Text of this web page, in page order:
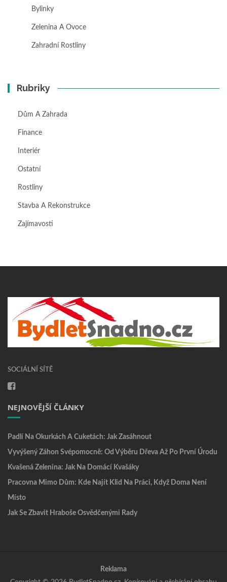
Bylinky
Zelenina A Ovoce
Zahradní Rostliny
Rubriky
Dům A Zahrada
Finance
Interiér
Ostatní
Rostliny
Stavba A Rekonstrukce
Zajímavosti
SOCIÁLNÍ SÍTĚ
NEJNOVĚJŠÍ ČLÁNKY
Padlí Na Okurkách A Cuketách: Jak Zasáhnout
Vyvýšený Záhon Svépomocně: Od Výběru Dřeva Až Po První Úrodu
Kvašená Zelenina: Jak Na Domácí Kvašáky
Pracovna Mimo Dům: Kde Najít Klid Na Práci, Když Doma Není
Místo
Jak Se Zbavit Hraboše Osvědčenými Rady
Reklama